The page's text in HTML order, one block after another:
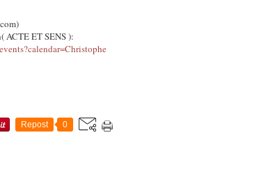
ACTE ET SENS ):
Repost 0